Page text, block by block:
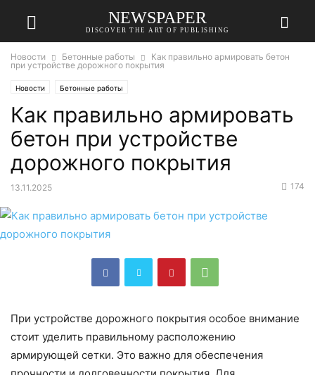
NEWSPAPER
DISCOVER THE ART OF PUBLISHING
Новости Бетонные работы
Как правильно армировать бетон
при устройстве дорожного покрытия
Новости Бетонные работы
Как правильно армировать
бетон при устройстве
дорожного покрытия
13.11.2025 174
При устройстве дорожного покрытия особое внимание
стоит уделить правильному расположению
армирующей сетки. Это важно для обеспечения